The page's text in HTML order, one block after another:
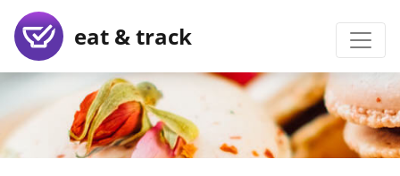
eat & track